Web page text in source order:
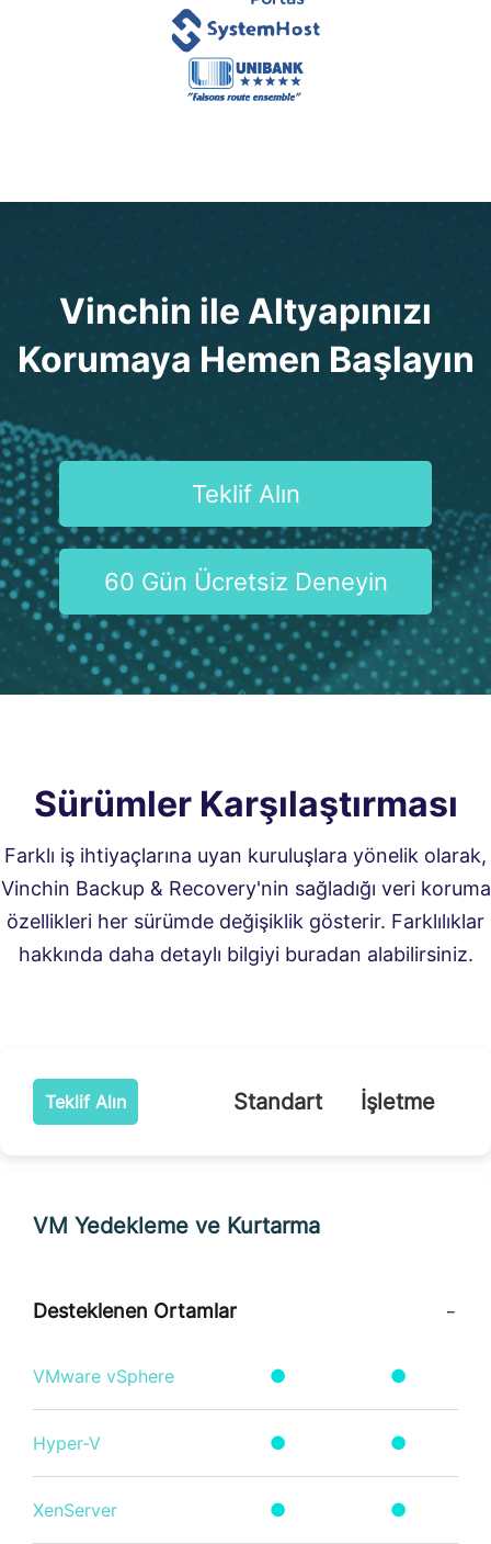
Vinchin ile Altyapınızı
Korumaya Hemen Başlayın
Teklif Alın
60 Gün Ücretsiz Deneyin
Sürümler Karşılaştırması
Farklı iş ihtiyaçlarına uyan kuruluşlara yönelik olarak,
Vinchin Backup & Recovery'nin sağladığı veri koruma
özellikleri her sürümde değişiklik gösterir. Farklılıklar
hakkında daha detaylı bilgiyi buradan alabilirsiniz.
Teklif Alın Standart İşletme
VM Yedekleme ve Kurtarma
Desteklenen Ortamlar
VMware vSphere ● ●
Hyper-V ● ●
XenServer ● ●